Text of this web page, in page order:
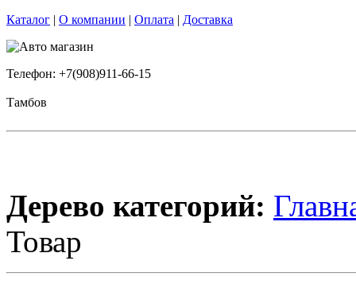
Каталог | О компании | Оплата | Доставка
Телефон: +7(908)911-66-15
Тамбов
Дерево категорий:
Товар